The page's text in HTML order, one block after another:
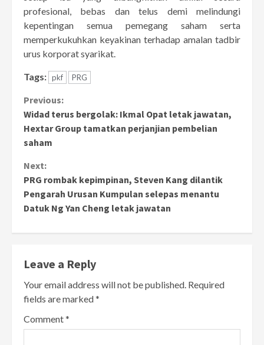
profesional, bebas dan telus demi melindungi
kepentingan semua pemegang saham serta
memperkukuhkan keyakinan terhadap amalan tadbir
urus korporat syarikat.
Tags: pkf PRG
Continue
Reading
Previous:
Widad terus bergolak: Ikmal Opat letak jawatan,
Hextar Group tamatkan perjanjian pembelian
saham
Next:
PRG rombak kepimpinan, Steven Kang dilantik
Pengarah Urusan Kumpulan selepas menantu
Datuk Ng Yan Cheng letak jawatan
Leave a Reply
Your email address will not be published. Required
fields are marked*
Comment*